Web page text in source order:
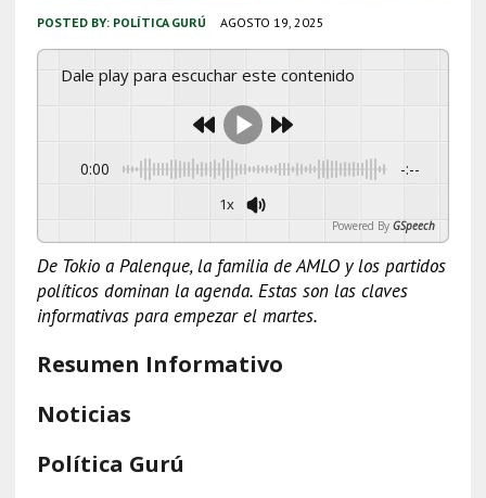
POSTED BY: POLÍTICA GURÚ AGOSTO 19, 2025
Dale play para escuchar este contenido
0:00 -:--
1x
Powered By GSpeech
De Tokio a Palenque, la familia de AMLO y los partidos
políticos dominan la agenda. Estas son las claves
informativas para empezar el martes.
Resumen Informativo
Noticias
Política Gurú